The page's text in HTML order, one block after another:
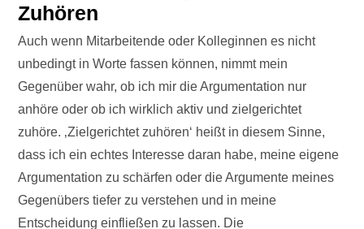
Zuhören
Auch wenn Mitarbeitende oder Kolleginnen es nicht
unbedingt in Worte fassen können, nimmt mein
Gegenüber wahr, ob ich mir die Argumentation nur
anhöre oder ob ich wirklich aktiv und zielgerichtet
zuhöre. ‚Zielgerichtet zuhören‘ heißt in diesem Sinne,
dass ich ein echtes Interesse daran habe, meine eigene
Argumentation zu schärfen oder die Argumente meines
Gegenübers tiefer zu verstehen und in meine
Entscheidung einfließen zu lassen. Die